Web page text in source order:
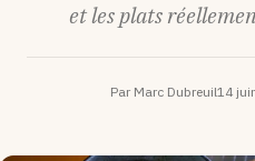
et les plats
Par Marc Dubreuil14